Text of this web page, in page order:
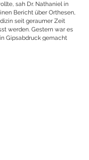
sah Dr. Nathaniel in
Bericht über Orthesen,
seit geraumer Zeit
werden. Gestern war es
Gipsabdruck gemacht